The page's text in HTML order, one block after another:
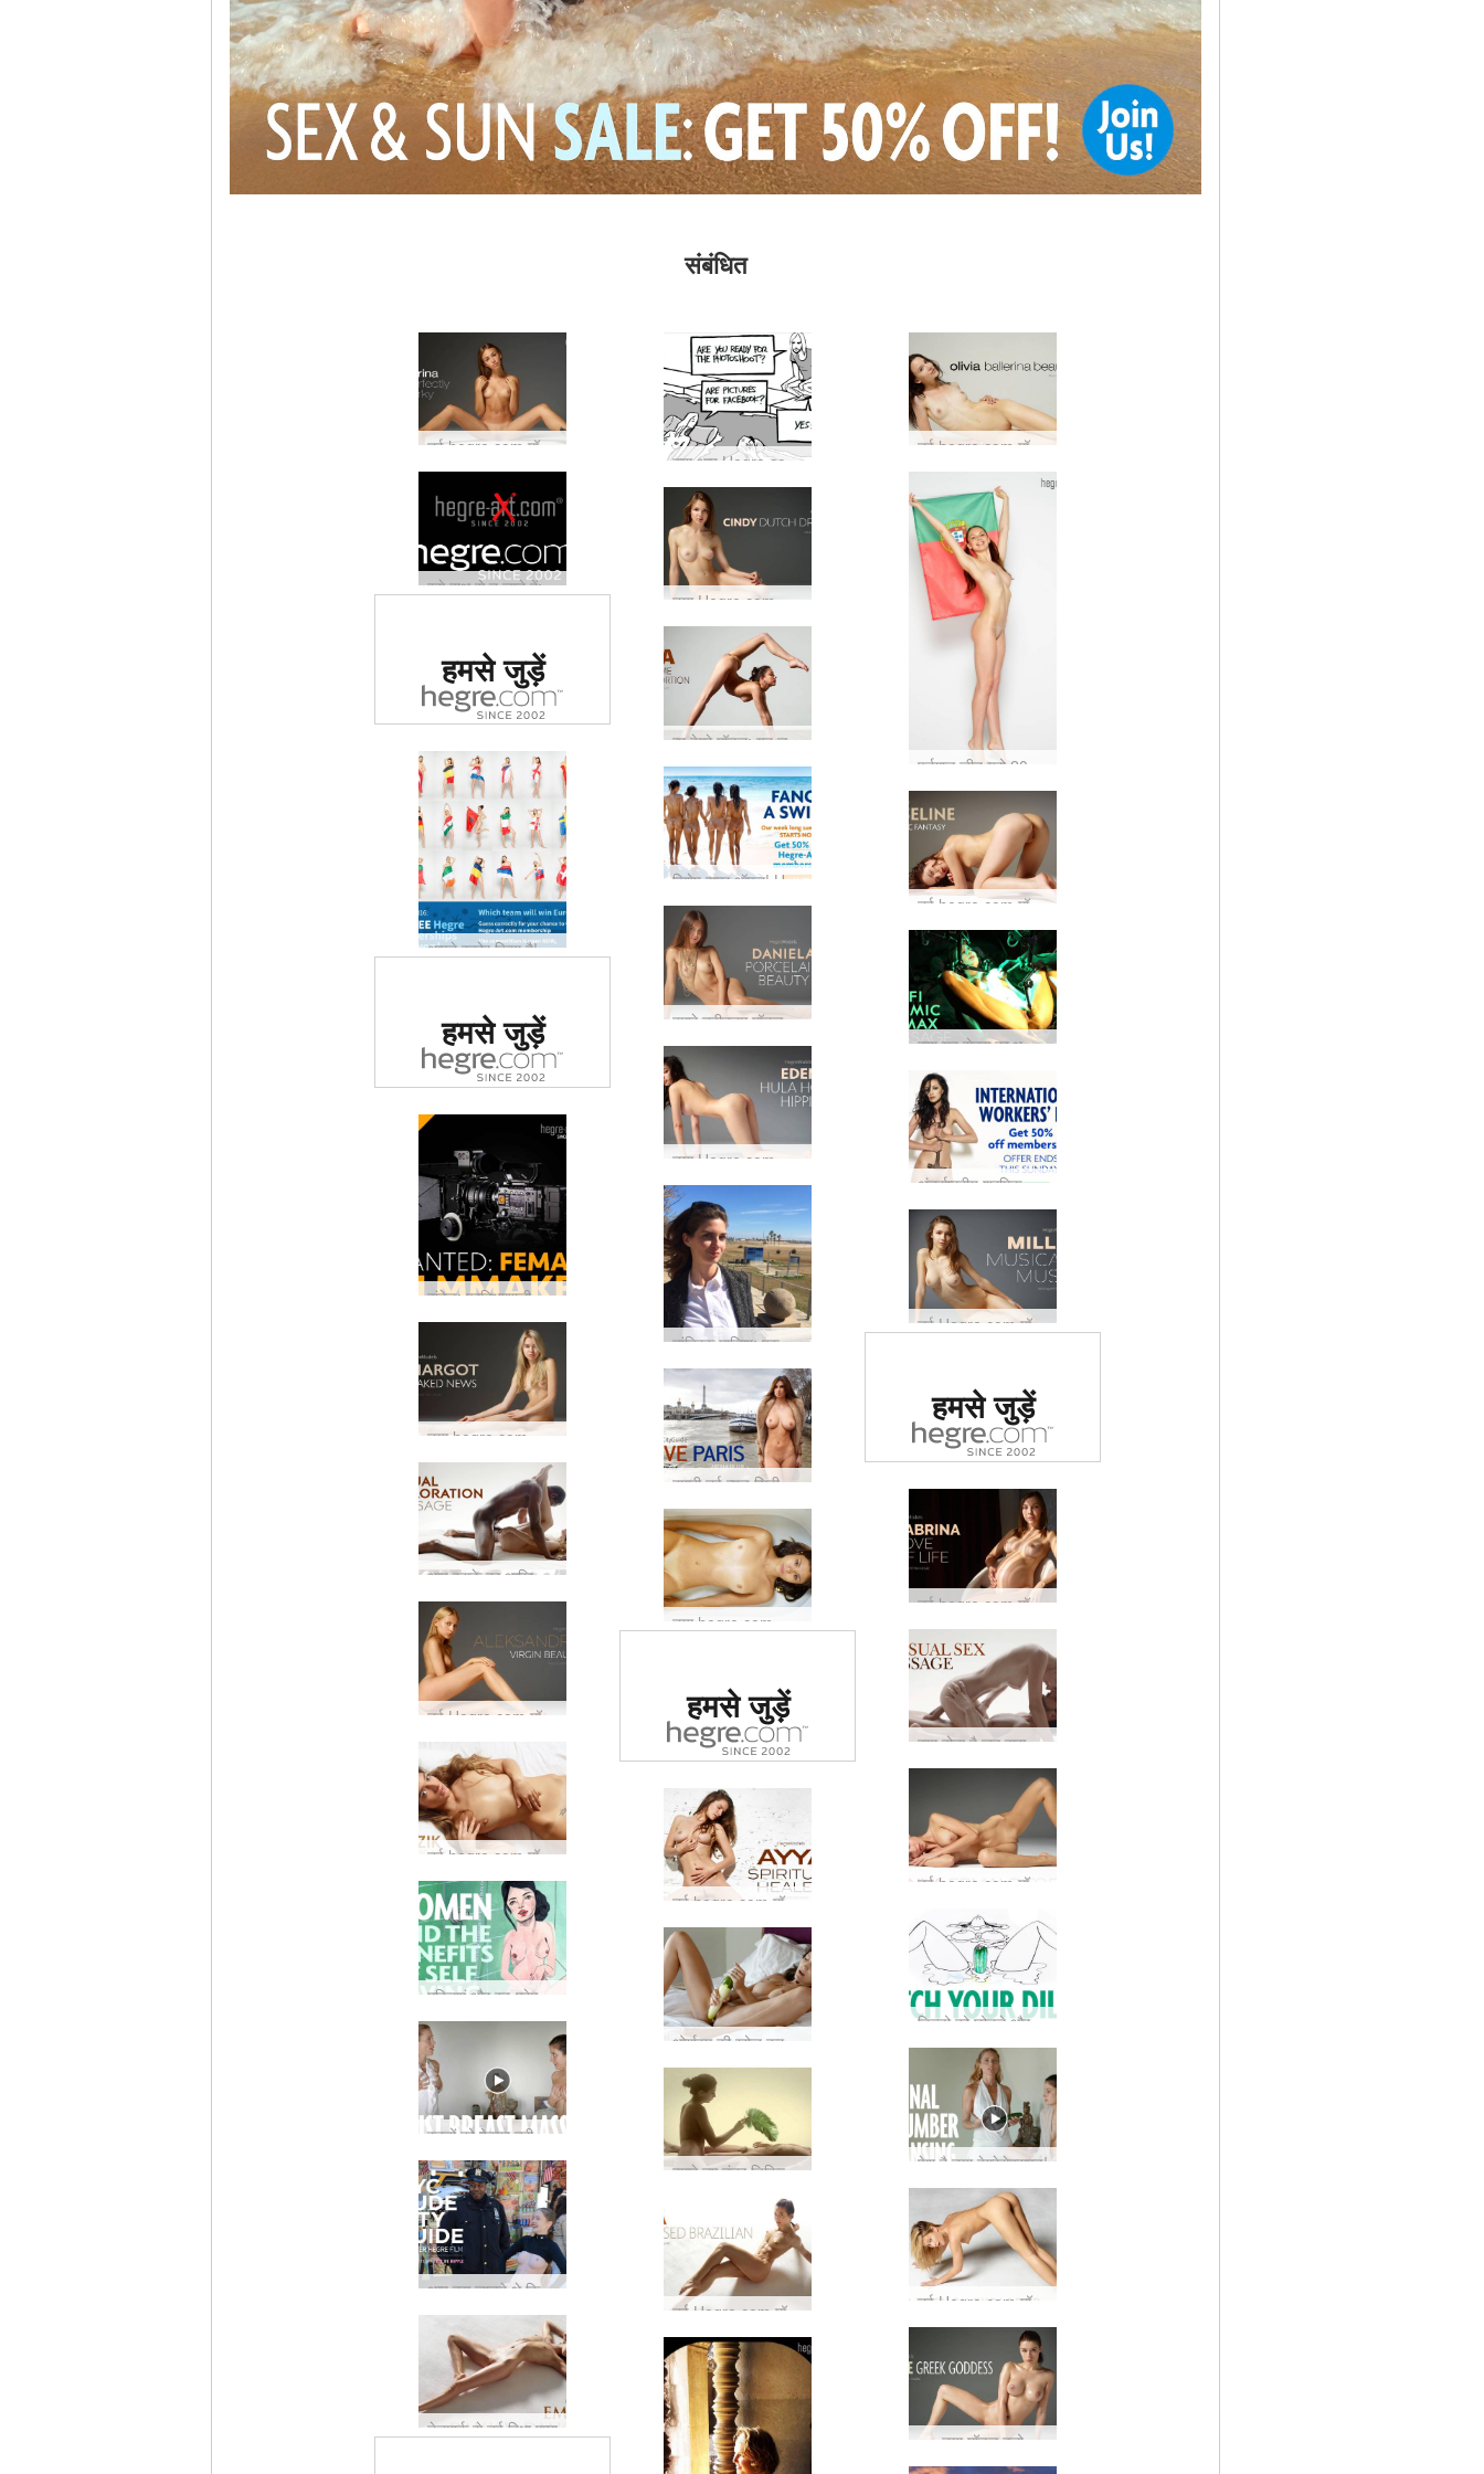
संबंधित
नई hegre.com मॉडल: करीना
क्या आप Hegre.com के डार्क साइड में शामिल होने के लिए तैयार हैं?
नई hegre.com मॉडल ओलिविया
इसे हाथ से न जाने दें: हमारे सेक्सी नए रूप को चिन्हित करने के लिए विशेष पेशकश...
नया Hegre.com मॉडल: सिंडी
दुनिया में #1 कामुक
साइट का दर्जा दिया
गया
हमसे जुड़ें
न्यू हेगरे मॉडल: यह लड़की झुकने के लिए पैदा हुई थी ...
आपने स्कोर किया है! Hegre.com की 100 मुफ़्त सदस्यताएं जीती जाएंगी…
विशेष समर ऑफर! Hegre.com की सदस्यता पर 50% की छूट
नई hegre.com मॉडल जोसलिन
हमारे नवीनतम मॉडल से मिलें (वह आपके संग्रह के लिए एक है)
क्या यह सेक्स का भविष्य है? यह आपके दिमाग को उड़ाने वाला है …
दुनिया में #1 कामुक
साइट का दर्जा दिया
गया
हमसे जुड़ें
अंतर्राष्ट्रीय श्रमिक दिवस
वांटेड: प्रतिभाशाली महिला फिल्म निर्माता
तांत्रिक मालिश: पुरुषों और महिलाओं के बीच क्या अंतर है?
नई Hegre.com मॉडल मिली
नया hegre.com मॉडल मार्गोट
दुनिया में #1 कामुक
साइट का दर्जा दिया
गया
हमसे जुड़ें
हमारी नई न्यूड सिटी गाइड देखें: इस बार यह पेरिस है!
आप इसके हर आखिरी सेकंड का आनंद लेंगे ...
नई hegre.com मॉडल सबरीना
नई Hegre.com मॉडल अलेक्जेंड्रा
क्या होता है जब वासना नियंत्रण कर लेती है?
दुनिया में #1 कामुक
साइट का दर्जा दिया
गया
हमसे जुड़ें
नई hegre.com मॉडल गैंजिक
नई hegre.com मॉडल सोन्या
नई hegre.com मॉडल अय्या
डिल्डो को छोड़ने और अपने स्थानीय किसान का समर्थन करने के 10 कारण
स्तनों को बेहतर तरीके से प्यार करना सीखें
पेश है नया हेग्रेसेक्सएड!
हमारे नए तंत्र चिकित्सक शार्लोटा को नमस्ते कहें!
आप बस जानते थे कि हमें यह करना है …
नई Hegre.com मॉडल लोला
नई Hegre.com मॉडल मैया
डेनमार्क से नई विधा एम्मा
नया मॉडल क्लो